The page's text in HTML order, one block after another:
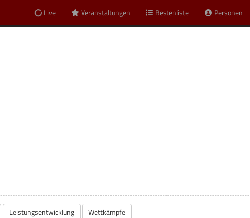
Live Veranstaltungen Bestenliste Personen
Leistungsentwicklung Wettkämpfe